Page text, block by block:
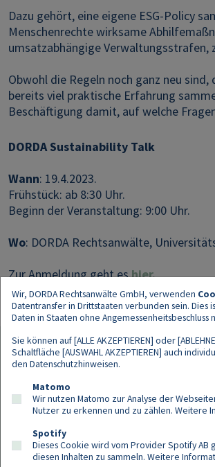
Dazu gehört, eine eigene ESG-Policy
Menschenrechte wirksame
umsatzabhängige Verwaltungsstrafen,
Obwohl die Regeln noch ganz neu
bereits viel praktische Erfahrung
Beschäftigung damit, auf welche
DORDA Sustainability Talk
Wann: 19.4.2023.
Frühstück: ab 8:30 Uhr.
Beginn der Veranstaltung: 9:00 Uhr.
Wo: DORDA Rechtsanwälte,
Zur Anmeldung geht eshier.
Wir, DORDA Rechtsanwälte GmbH, verwenden
Datentransfer in Drittstaaten verbunden sein.
Daten in Staaten ohne
Sie können auf [ALLE AKZEPTIEREN] oder
Schaltfläche [AUSWAHL AKZEPTIEREN] auch
den Datenschutzhinweisen.
Matomo
Wir nutzen Matomo zur Analyse der
Nutzer zu erkennen und zu zählen. Weitere
Spotify
Dieses Cookie wird vom Provider Spotify
diesen Inhalten zu sammeln. Weitere